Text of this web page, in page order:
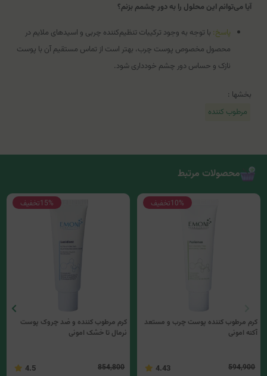
آیا می‌توانم این محلول را به دور چشمم بزنم؟
پاسخ: با توجه به وجود ترکیبات تنظیم‌کننده چربی و اسیدهای ملایم در
محصول مخصوص پوست چرب، بهتر است از تماس مستقیم آن با پوست
نازک و حساس دور چشم خودداری شود.
بخشها :
مرطوب کننده
محصولات مرتبط
10%تخفیف
کرم مرطوب کننده پوست چرب و مستعد
آکنه امونی
594,900
4.43
15%تخفیف
کرم مرطوب کننده و ضد چروک پوست
نرمال تا خشک امونی
854,800
4.5